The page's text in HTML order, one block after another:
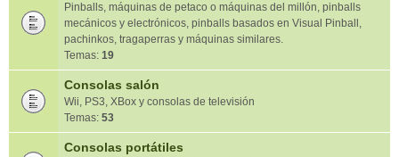
Pinballs, máquinas de petaco o máquinas del millón, pinballs
mecánicos y electrónicos, pinballs basados en Visual Pinball,
pachinkos, tragaperras y máquinas similares.
Temas: 19
Consolas salón
Wii, PS3, XBox y consolas de televisión
Temas: 53
Consolas portátiles